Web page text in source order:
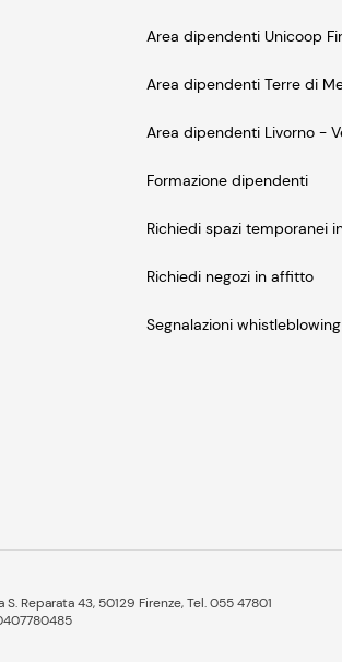
Area dipendenti Unicoop
Area dipendenti Terre di
Area dipendenti Livorno -
Formazione dipendenti
Richiedi spazi temporanei
Richiedi negozi in affitto
Segnalazioni whistleblowing
Reparata 43, 50129 Firenze, Tel. 055 47801